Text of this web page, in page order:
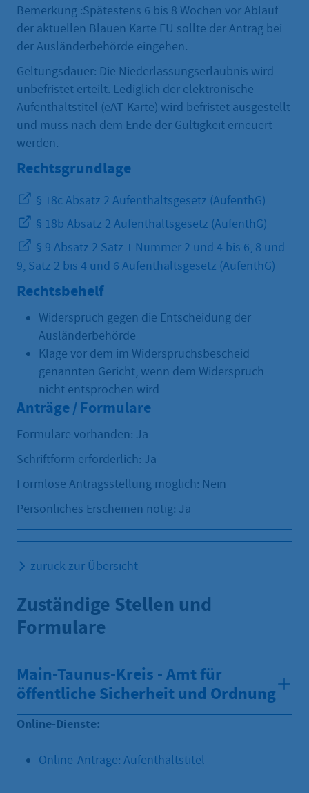
Bemerkung :Spätestens 6 bis 8 Wochen vor Ablauf
der aktuellen Blauen Karte EU sollte der Antrag bei
der Ausländerbehörde eingehen.
Geltungsdauer: Die Niederlassungserlaubnis wird
unbefristet erteilt. Lediglich der elektronische
Aufenthaltstitel (eAT-Karte) wird befristet ausgestellt
und muss nach dem Ende der Gültigkeit erneuert
werden.
Rechtsgrundlage
§ 18c Absatz 2 Aufenthaltsgesetz (AufenthG)
§ 18b Absatz 2 Aufenthaltsgesetz (AufenthG)
§ 9 Absatz 2 Satz 1 Nummer 2 und 4 bis 6, 8 und
9, Satz 2 bis 4 und 6 Aufenthaltsgesetz (AufenthG)
Rechtsbehelf
Widerspruch gegen die Entscheidung der
Ausländerbehörde
Klage vor dem im Widerspruchsbescheid
genannten Gericht, wenn dem Widerspruch
nicht entsprochen wird
Anträge / Formulare
Formulare vorhanden: Ja
Schriftform erforderlich: Ja
Formlose Antragsstellung möglich: Nein
Persönliches Erscheinen nötig: Ja
zurück zur Übersicht
Zuständige Stellen und
Formulare
Main-Taunus-Kreis - Amt für
öffentliche Sicherheit und Ordnung
Online-Dienste:
Online-Anträge: Aufenthaltstitel